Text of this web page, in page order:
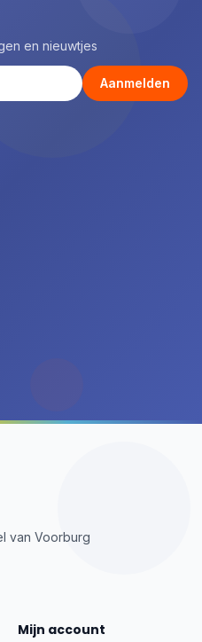
en nieuwtjes
Aanmelden
van Voorburg
Mijn account